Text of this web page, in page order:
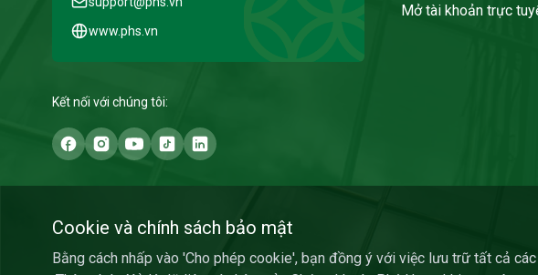
Cookie và chính sách bảo mật
Bằng cách nhấp vào 'Cho phép cookie', bạn đồng ý với việc lưu trữ tất cả
www.phs.vn
Kết nối với chúng tôi:
Mở tài khoản trực